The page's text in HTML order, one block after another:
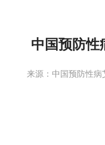
中国预防
来源：中国预防性